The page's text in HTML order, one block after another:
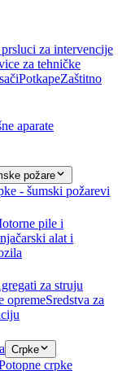
za intervencije
za tehničke
PotkapeZaštitno
aparate
požare
- šumski požarevi
pile i
alat i
za struju
opremeSredstva za
Crpke
crpke